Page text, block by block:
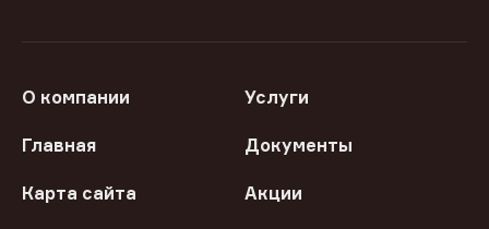
О компании Услуги
Главная Документы
Карта сайта Акции